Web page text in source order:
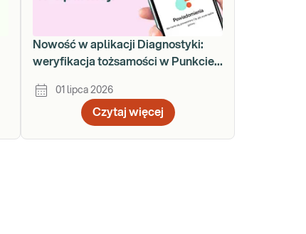
Nowość w aplikacji Diagnostyki:
weryfikacja tożsamości w Punkcie
01 lipca 2026
Czytaj więcej